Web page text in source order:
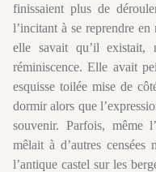
finissaient plus de
l’incitant à se reprendre
elle savait qu’il existait,
réminiscence. Elle avait
esquisse toilée mise de
dormir alors que
souvenir. Parfois, même
mêlait à d’autres
l’antique castel sur les